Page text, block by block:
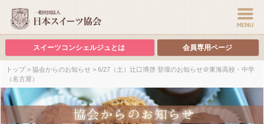
スイーツコンシェルジュとは 会員専用ページ
トップ> 協会からのお知らせ> 6/27（土）辻口博啓 登壇のお知らせ＠東海高校・中学
（名古屋）